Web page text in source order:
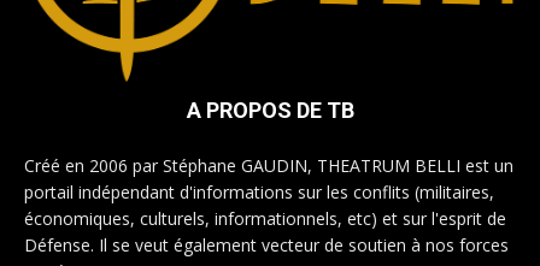
A PROPOS DE TB
Créé en 2006 par Stéphane GAUDIN, THEATRUM BELLI est un
portail indépendant d'informations sur les conflits (militaires,
économiques, culturels, informationnels, etc) et sur l'esprit de
Défense. Il se veut également vecteur de soutien à nos forces